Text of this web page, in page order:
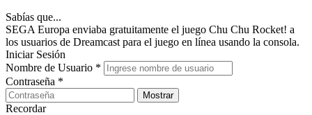
Sabías que...
SEGA Europa enviaba gratuitamente el juego Chu Chu Rocket! a
los usuarios de Dreamcast para el juego en línea usando la consola.
Iniciar Sesión
Nombre de Usuario *
Contraseña *
Mostrar
Recordar